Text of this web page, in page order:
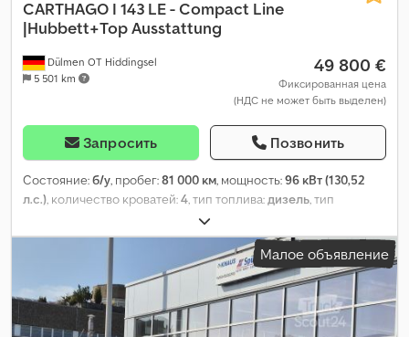
Dülmen OT Hiddingsel
5 501 km
CARTHAGO I 143 LE - Compact Line
|Hubbett+Top Ausstattung
49 800 €
Фиксированная цена
(НДС не может быть выделен)
Запросить Позвонить
Состояние:б/у, пробег:81 000 км, мощность:96 кВт (130,52
л.с.), количество кроватей:4, тип топлива:дизель, тип
, цвет:белый
07/2016, общая длина:6 950 мм, общая ширина:2 190 мм,
, конфигурация осей:2 оси, класс
Евро 5 , общий вес: 3 500 кг, Оборудование:ABS,
ванная комната, кондиционер, сажевый фильтр,
электронная программа стабилизации (ESP),
Малое объявление